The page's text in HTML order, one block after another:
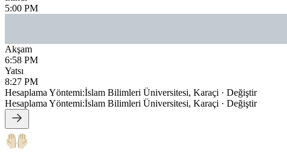
5:00 PM
Akşam
6:58 PM
Yatsı
8:27 PM
Hesaplama Yöntemi:İslam Bilimleri Üniversitesi, Karaçi · Değiştir
Hesaplama Yöntemi:İslam Bilimleri Üniversitesi, Karaçi · Değiştir